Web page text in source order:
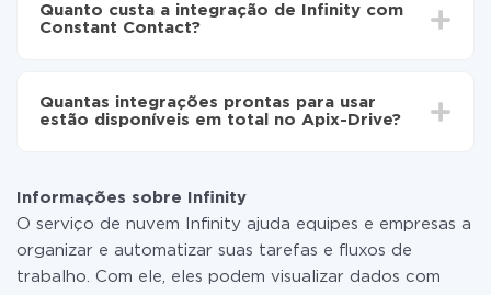
30 minutos. Em média, a configuração leva de 10 a 15
minutos.
Quanto custa a integração de Infinity com
Constant Contact?
as tarifas. Você paga apenas pela quantidade de
dados que é realmente transferida de um de seus
ou mudar para um de pago, se necessário. Mais
detalhes sobretarifas.
Quantas integrações prontas para usar
estão disponíveis em total no Apix-Drive?
Informações sobre Infinity
O serviço de nuvem Infinity ajuda equipes e empresas a
organizar e automatizar suas tarefas e fluxos de
trabalho. Com ele, eles podem visualizar dados com